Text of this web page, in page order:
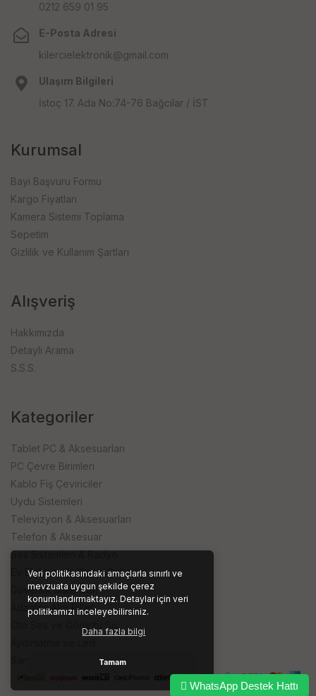
Veri politikasındaki amaçlarla sınırlı ve
mevzuata uygun şekilde çerez
konumlandırmaktayız. Detaylar için veri
politikamızı inceleyebilirsiniz.
Daha fazla bilgi
Tamam
0212 659 01 95
E-Posta Adresi
kilercielektronik@gmail.com
Ulaşım Bilgileri
İstoç 17. Ada No:74-76 Bağcılar / İST
Kurumsal
Bayi Başvuru Formu
Kargo Fiyatları
Kamera Sistemi Toplama
Sepetim
Gizlilik ve Kullanım Şartları
Alışveriş
Hakkımızda
Detaylı Arama
S.S.S.
Kategoriler
Tablet PC & Aksesuarları
PC Çevre Birimleri
Kablo Fiş Çeviriciler
Uydu Sistemleri
Televizyon & Aksesuarları
Telefon & Aksesuar
Ses Sistemleri & Radyo
Ev Elektroniği Kişisel Bakım
Güvenlik Sistemleri
Adaptör Akü Piller
Sarf ve İşyeri Ürünleri
WhatsApp Destek Hattı